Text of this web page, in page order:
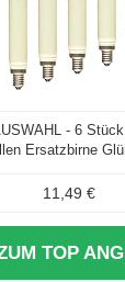
- 6
Ersatzbirne
11,49 €
TOP